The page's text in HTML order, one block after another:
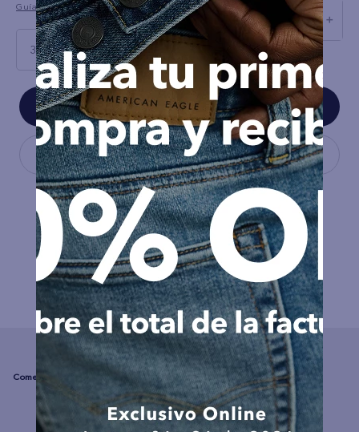
Guía de tallas
38 X 32
＋
COMPLEMENTA TU LOOK
☆☆☆☆☆ (0 comentarios)